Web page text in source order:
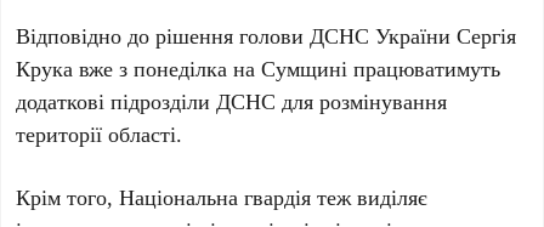
Відповідно до рішення голови ДСНС України Сергія
Крука вже з понеділка на Сумщині працюватимуть
додаткові підрозділи ДСНС для розмінування
території області.
Крім того, Національна гвардія теж виділяє